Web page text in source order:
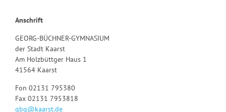
Anschrift
GEORG-BÜCHNER-GYMNASIUM
der Stadt Kaarst
Am Holzbüttger Haus 1
41564 Kaarst
Fon 02131 795380
Fax 02131 7953818
gbg@kaarst.de